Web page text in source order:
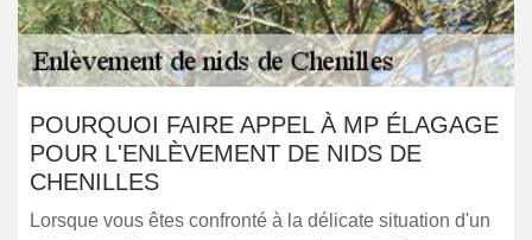
POURQUOI FAIRE APPEL À MP ÉLAGAGE
POUR L'ENLÈVEMENT DE NIDS DE
CHENILLES
Lorsque vous êtes confronté à la délicate situation d'un